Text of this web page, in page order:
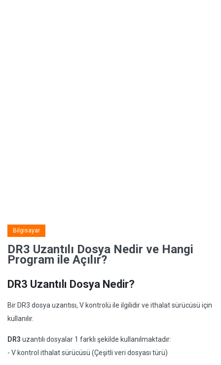
Bilgisayar
DR3 Uzantılı Dosya Nedir ve Hangi
Program ile Açılır?
DR3 Uzantılı Dosya Nedir?
Bir DR3 dosya uzantısı, V kontrolü ile ilgilidir ve ithalat sürücüsü için
kullanılır.
DR3 uzantılı dosyalar 1 farklı şekilde kullanılmaktadır:
- V kontrol ithalat sürücüsü (Çeşitli veri dosyası türü)